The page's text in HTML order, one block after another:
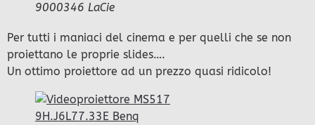
9000346 LaCie
Per tutti i maniaci del cinema e per quelli che se non
proiettano le proprie slides….
Un ottimo proiettore ad un prezzo quasi ridicolo!